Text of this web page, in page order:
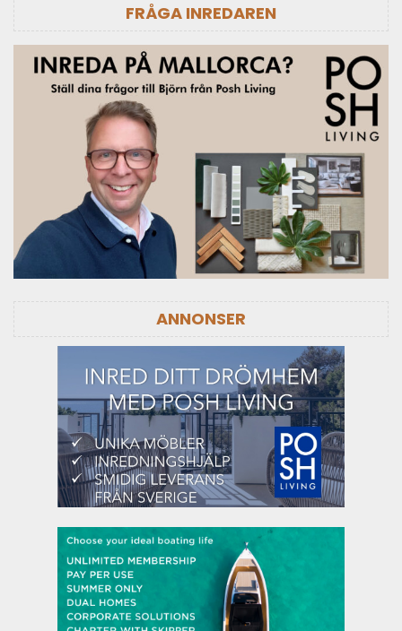
FRÅGA INREDAREN
ANNONSER